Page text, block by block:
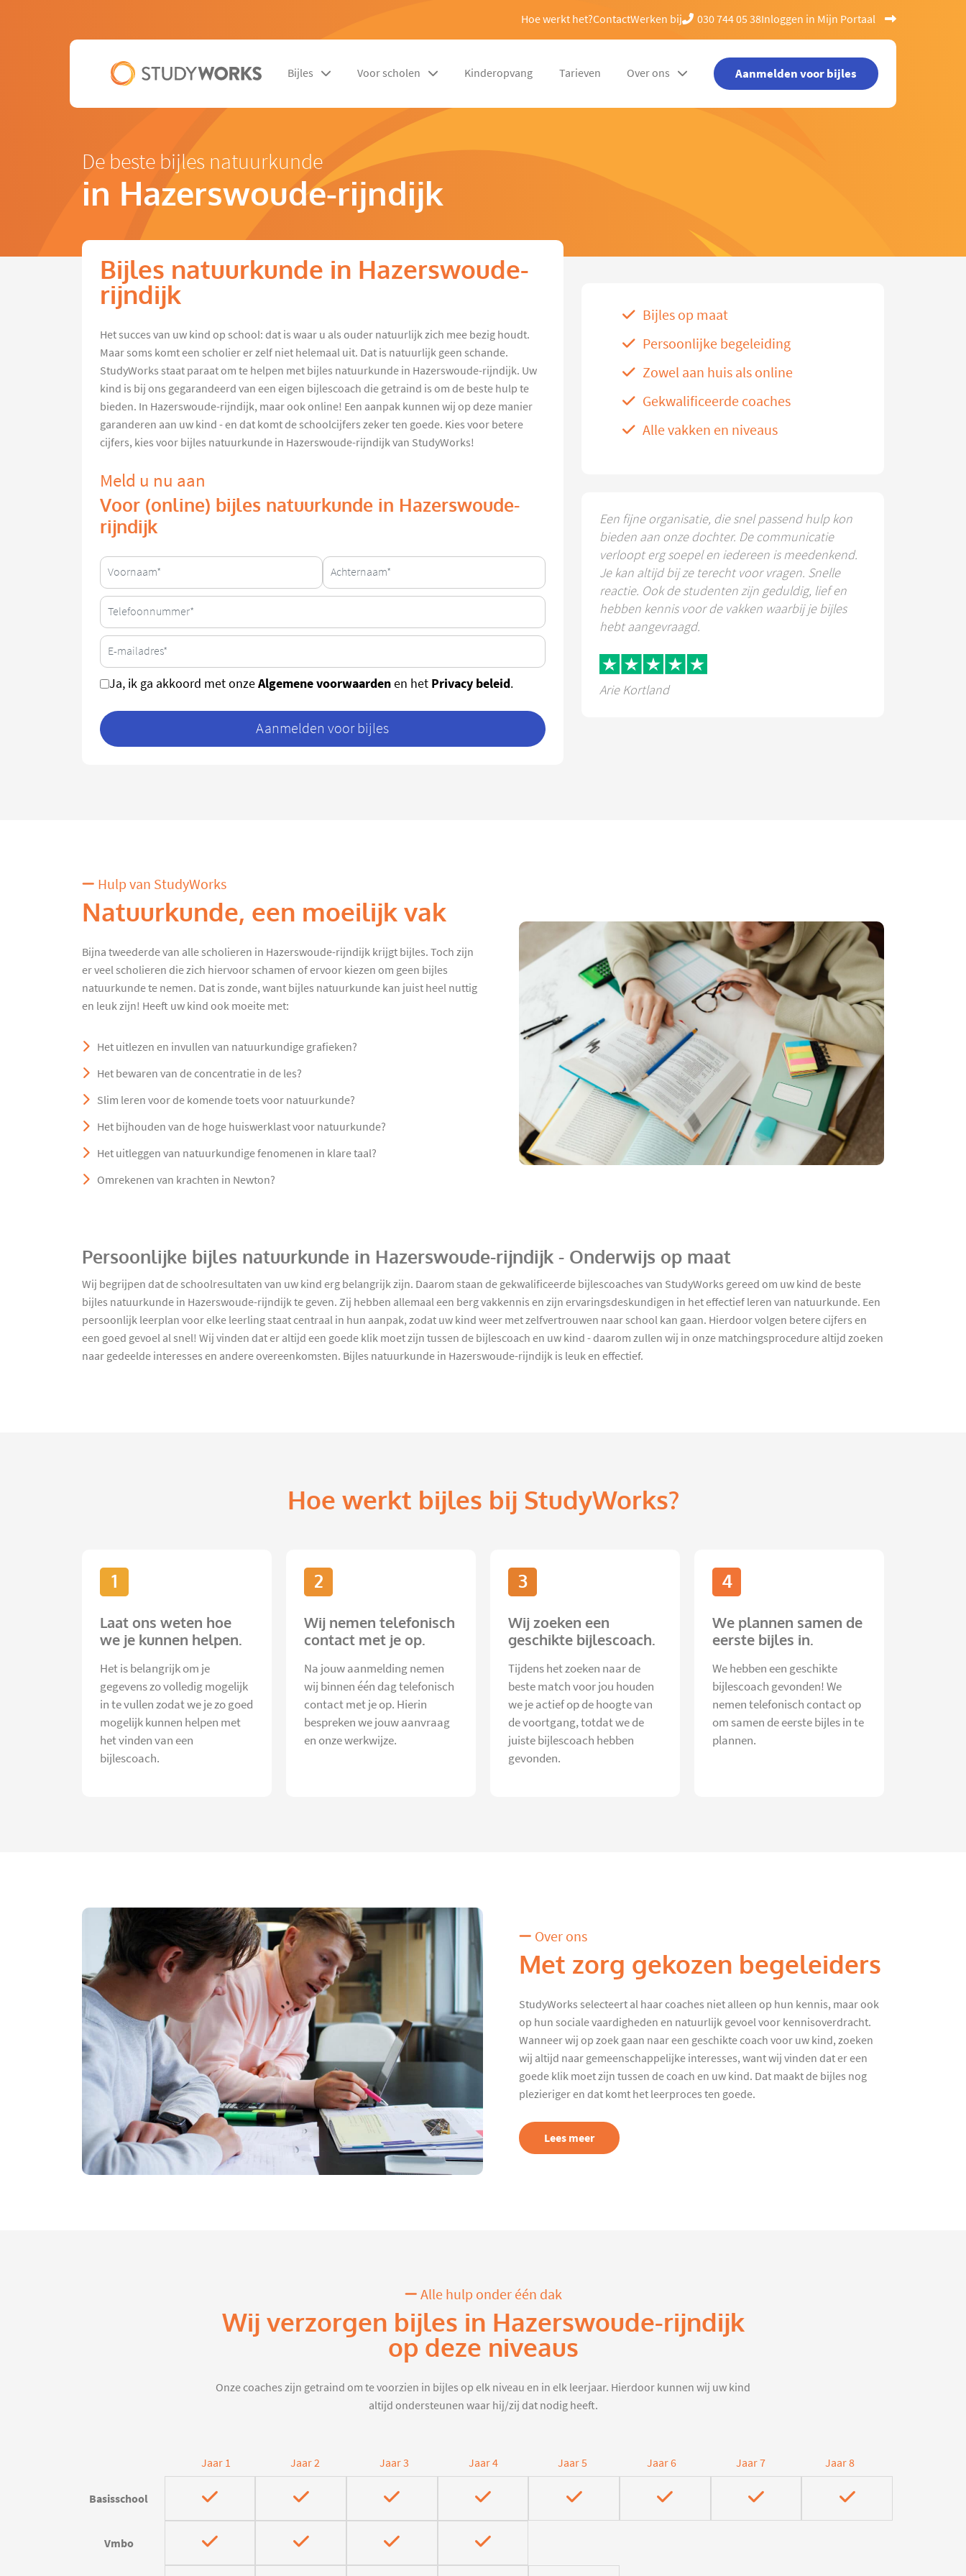
Hoe werkt het?ContactWerken bij 030 744 05 38Inloggen in Mijn Portaal
Bijles Voor scholen Kinderopvang Tarieven Over ons Aanmelden voor bijles
De beste bijles natuurkunde
in Hazerswoude-rijndijk
Bijles natuurkunde in Hazerswoude-
rijndijk
Het succes van uw kind op school: dat is waar u als ouder natuurlijk zich mee bezig houdt.
Maar soms komt een scholier er zelf niet helemaal uit. Dat is natuurlijk geen schande.
StudyWorks staat paraat om te helpen met bijles natuurkunde in Hazerswoude-rijndijk. Uw
kind is bij ons gegarandeerd van een eigen bijlescoach die getraind is om de beste hulp te
bieden. In Hazerswoude-rijndijk, maar ook online! Een aanpak kunnen wij op deze manier
garanderen aan uw kind - en dat komt de schoolcijfers zeker ten goede. Kies voor betere
cijfers, kies voor bijles natuurkunde in Hazerswoude-rijndijk van StudyWorks!
Meld u nu aan
Voor (online) bijles natuurkunde in Hazerswoude-
rijndijk
Ja, ik ga akkoord met onzeAlgemene voorwaardenen het Privacy beleid.
Aanmelden voor bijles
Bijles op maat
Persoonlijke begeleiding
Zowel aan huis als online
Gekwalificeerde coaches
Alle vakken en niveaus
Een fijne organisatie, die snel passend hulp kon
bieden aan onze dochter. De communicatie
verloopt erg soepel en iedereen is meedenkend.
Je kan altijd bij ze terecht voor vragen. Snelle
reactie. Ook de studenten zijn geduldig, lief en
hebben kennis voor de vakken waarbij je bijles
hebt aangevraagd.
Arie Kortland
Hulp van StudyWorks
Natuurkunde, een moeilijk vak
Bijna tweederde van alle scholieren in Hazerswoude-rijndijk krijgt bijles. Toch zijn
er veel scholieren die zich hiervoor schamen of ervoor kiezen om geen bijles
natuurkunde te nemen. Dat is zonde, want bijles natuurkunde kan juist heel nuttig
en leuk zijn! Heeft uw kind ook moeite met:
Het uitlezen en invullen van natuurkundige grafieken?
Het bewaren van de concentratie in de les?
Slim leren voor de komende toets voor natuurkunde?
Het bijhouden van de hoge huiswerklast voor natuurkunde?
Het uitleggen van natuurkundige fenomenen in klare taal?
Omrekenen van krachten in Newton?
Persoonlijke bijles natuurkunde in Hazerswoude-rijndijk - Onderwijs op maat
Wij begrijpen dat de schoolresultaten van uw kind erg belangrijk zijn. Daarom staan de gekwalificeerde bijlescoaches van StudyWorks gereed om uw kind de beste
bijles natuurkunde in Hazerswoude-rijndijk te geven. Zij hebben allemaal een berg vakkennis en zijn ervaringsdeskundigen in het effectief leren van natuurkunde. Een
persoonlijk leerplan voor elke leerling staat centraal in hun aanpak, zodat uw kind weer met zelfvertrouwen naar school kan gaan. Hierdoor volgen betere cijfers en
een goed gevoel al snel! Wij vinden dat er altijd een goede klik moet zijn tussen de bijlescoach en uw kind - daarom zullen wij in onze matchingsprocedure altijd zoeken
naar gedeelde interesses en andere overeenkomsten. Bijles natuurkunde in Hazerswoude-rijndijk is leuk en effectief.
Hoe werkt bijles bij StudyWorks?
1
Laat ons weten hoe
we je kunnen helpen.
Het is belangrijk om je
gegevens zo volledig mogelijk
in te vullen zodat we je zo goed
mogelijk kunnen helpen met
het vinden van een
bijlescoach.
2
Wij nemen telefonisch
contact met je op.
Na jouw aanmelding nemen
wij binnen één dag telefonisch
contact met je op. Hierin
bespreken we jouw aanvraag
en onze werkwijze.
3
Wij zoeken een
geschikte bijlescoach.
Tijdens het zoeken naar de
beste match voor jou houden
we je actief op de hoogte van
de voortgang, totdat we de
juiste bijlescoach hebben
gevonden.
4
We plannen samen de
eerste bijles in.
We hebben een geschikte
bijlescoach gevonden! We
nemen telefonisch contact op
om samen de eerste bijles in te
plannen.
Over ons
Met zorg gekozen begeleiders
StudyWorks selecteert al haar coaches niet alleen op hun kennis, maar ook
op hun sociale vaardigheden en natuurlijk gevoel voor kennisoverdracht.
Wanneer wij op zoek gaan naar een geschikte coach voor uw kind, zoeken
wij altijd naar gemeenschappelijke interesses, want wij vinden dat er een
goede klik moet zijn tussen de coach en uw kind. Dat maakt de bijles nog
plezieriger en dat komt het leerproces ten goede.
Lees meer
Alle hulp onder één dak
Wij verzorgen bijles in Hazerswoude-rijndijk
op deze niveaus
Onze coaches zijn getraind om te voorzien in bijles op elk niveau en in elk leerjaar. Hierdoor kunnen wij uw kind
altijd ondersteunen waar hij/zij dat nodig heeft.
Jaar 1 Jaar 2 Jaar 3 Jaar 4 Jaar 5 Jaar 6 Jaar 7 Jaar 8
Basisschool
Vmbo